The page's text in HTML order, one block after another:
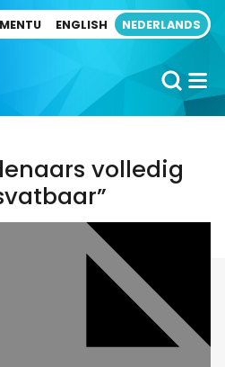
ENGLISH NEDERLANDS
volledig